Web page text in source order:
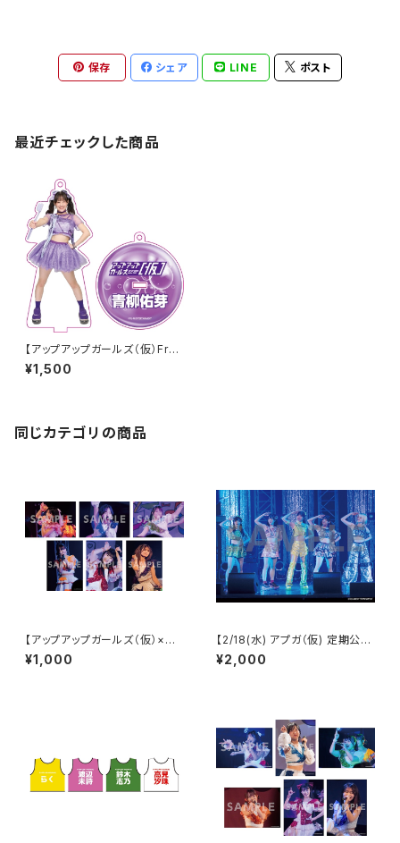
保存 シェア LINE ポスト
最近チェックした商品
【アップアップガールズ（仮）Fro
m ZERO〜 でっかい夏に向け
ての前哨戦 〜】Wa! Ha! Ha! H
¥1,500
同じカテゴリの商品
【アップアップガールズ（仮）×
（２）】2Lポートレート（夜公演）
¥1,000
【2/18(水) アプガ（仮) 定期公演
vol.4】ランダムサイン2Lポート
レート
¥2,000